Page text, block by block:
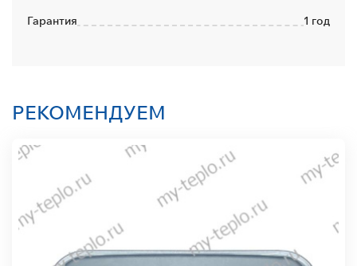
Гарантия 1 год
РЕКОМЕНДУЕМ